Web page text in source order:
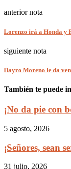
anterior nota
Lorenzo irá a Honda y
siguiente nota
Dayro Moreno le da
También te puede
¡No da pie con
5 agosto, 2026
¡Señores, sean
31 julio, 2026